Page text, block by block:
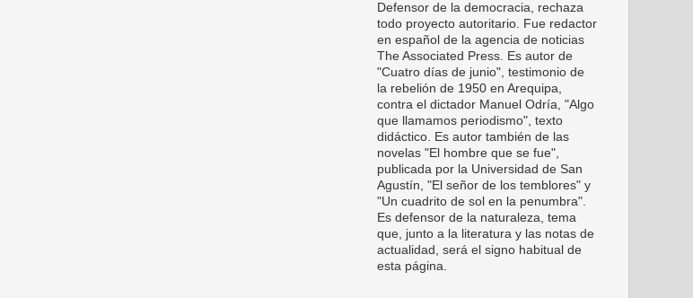
Defensor de la democracia, rechaza
todo proyecto autoritario. Fue redactor
en español de la agencia de noticias
The Associated Press. Es autor de
"Cuatro días de junio", testimonio de
la rebelión de 1950 en Arequipa,
contra el dictador Manuel Odría, "Algo
que llamamos periodismo", texto
didáctico. Es autor también de las
novelas "El hombre que se fue",
publicada por la Universidad de San
Agustín, "El señor de los temblores" y
"Un cuadrito de sol en la penumbra".
Es defensor de la naturaleza, tema
que, junto a la literatura y las notas de
actualidad, será el signo habitual de
esta página.